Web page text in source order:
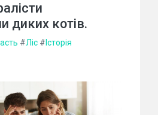
диких котів.
#Ліс # Історія